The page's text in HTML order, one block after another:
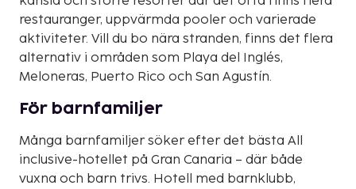
restauranger, uppvärmda pooler och varierade
aktiviteter. Vill du bo nära stranden, finns det flera
alternativ i områden som Playa del Inglés,
Meloneras, Puerto Rico och San Agustín.
För barnfamiljer
Många barnfamiljer söker efter det bästa All
inclusive-hotellet på Gran Canaria – där både
vuxna och barn trivs. Hotell med barnklubb,